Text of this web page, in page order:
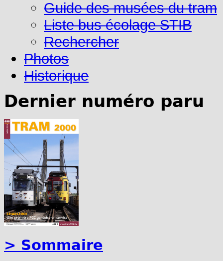
Guide des musées du tram
Liste bus écolage STIB
Rechercher
Photos
Historique
Dernier numéro paru
> Sommaire